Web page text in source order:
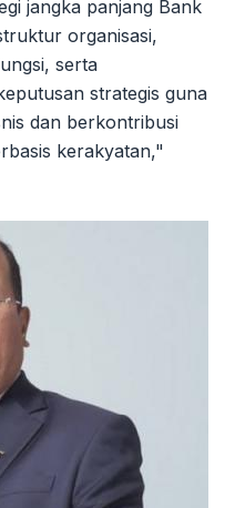
jangka panjang Bank
organisasi,
serta
strategis guna
dan berkontribusi
kerakyatan,"